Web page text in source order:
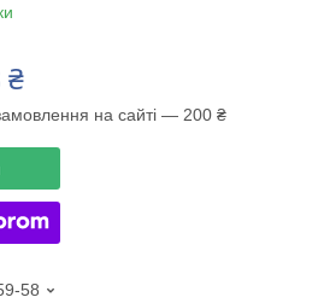
₴
на сайті — 200 ₴
58